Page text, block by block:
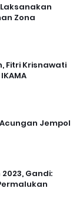
Zona
Fitri Krisnawati
Jempol
Gandi: